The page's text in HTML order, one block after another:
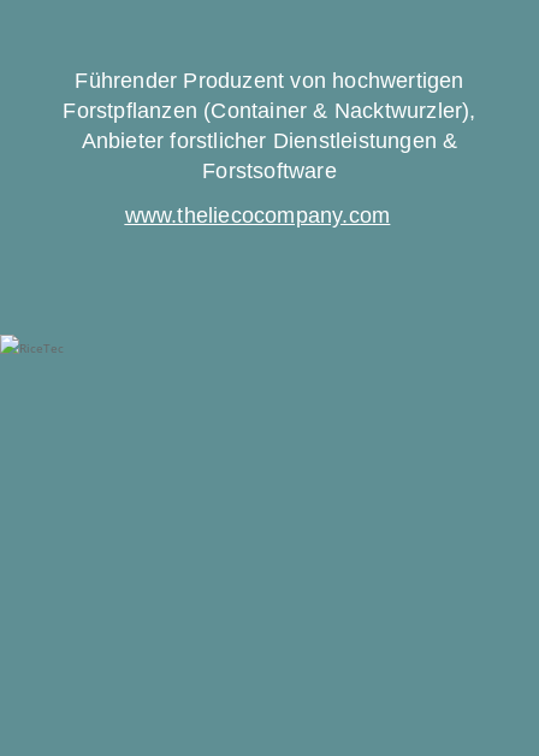
Führender Produzent von hochwertigen
Forstpflanzen (Container & Nacktwurzler),
Anbieter forstlicher Dienstleistungen &
Forstsoftware
www.theliecocompany.com